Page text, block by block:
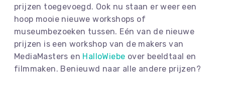
prijzen toegevoegd. Ook nu staan er weer een
hoop mooie nieuwe workshops of
museumbezoeken tussen. Eén van de nieuwe
prijzen is een workshop van de makers van
MediaMasters en HalloWiebe over beeldtaal en
filmmaken. Benieuwd naar alle andere prijzen?